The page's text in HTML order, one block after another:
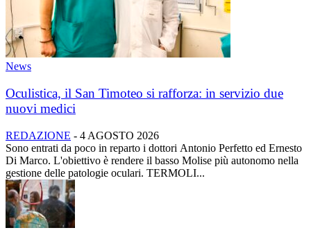
News
Oculistica, il San Timoteo si rafforza: in servizio due
nuovi medici
REDAZIONE - 4 AGOSTO 2026
Sono entrati da poco in reparto i dottori Antonio Perfetto ed Ernesto
Di Marco. L'obiettivo è rendere il basso Molise più autonomo nella
gestione delle patologie oculari. TERMOLI...